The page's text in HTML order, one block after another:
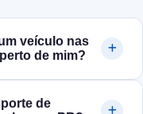
veículo nas
de mim?
de